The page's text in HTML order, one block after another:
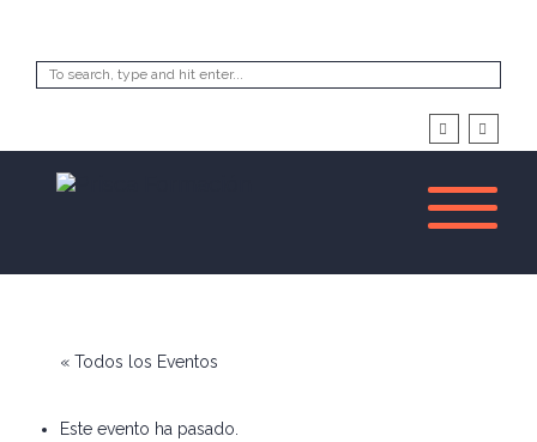
« Todos los Eventos
Este evento ha pasado.